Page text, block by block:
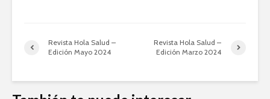
Revista Hola Salud –
Edición Mayo 2024
Revista Hola Salud –
Edición Marzo 2024